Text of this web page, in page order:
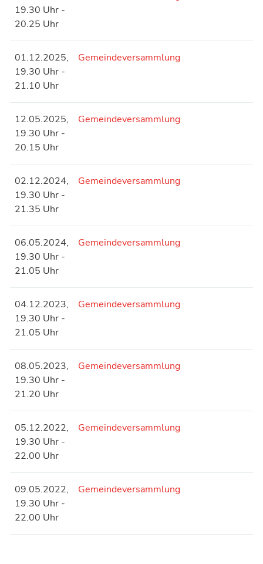
19.30 Uhr -
20.25 Uhr
01.12.2025,
19.30 Uhr -
21.10 Uhr
Gemeindeversammlung
12.05.2025,
19.30 Uhr -
20.15 Uhr
Gemeindeversammlung
02.12.2024,
19.30 Uhr -
21.35 Uhr
Gemeindeversammlung
06.05.2024,
19.30 Uhr -
21.05 Uhr
Gemeindeversammlung
04.12.2023,
19.30 Uhr -
21.05 Uhr
Gemeindeversammlung
08.05.2023,
19.30 Uhr -
21.20 Uhr
Gemeindeversammlung
05.12.2022,
19.30 Uhr -
22.00 Uhr
Gemeindeversammlung
09.05.2022,
19.30 Uhr -
22.00 Uhr
Gemeindeversammlung